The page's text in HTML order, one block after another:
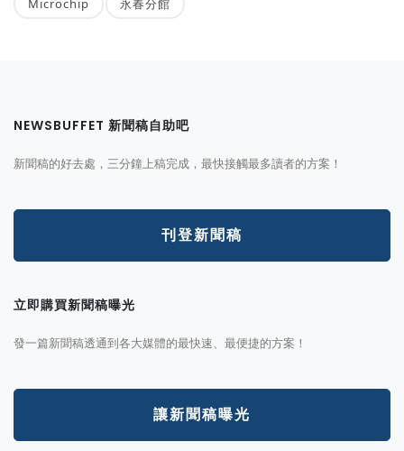
Microchip 永春分館
NEWSBUFFET 新聞稿自助吧
新聞稿的好去處，三分鐘上稿完成，最快接觸最多讀者的方案！
刊登新聞稿
立即購買新聞稿曝光
發一篇新聞稿透通到各大媒體的最快速、最便捷的方案！
讓新聞稿曝光